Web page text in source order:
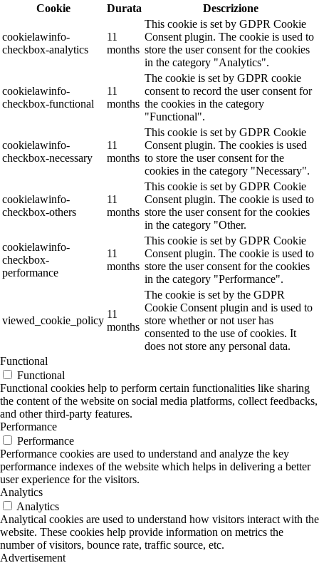
Cookie
Durata Descrizione
cookielawinfo-
checkbox-analytics
11
months
This cookie is set by GDPR Cookie
Consent plugin. The cookie is used to
store the user consent for the cookies
in the category "Analytics".
cookielawinfo-
checkbox-functional
11
months
The cookie is set by GDPR cookie
consent to record the user consent for
the cookies in the category
"Functional".
cookielawinfo-
checkbox-necessary
11
months
This cookie is set by GDPR Cookie
Consent plugin. The cookies is used
to store the user consent for the
cookies in the category "Necessary".
cookielawinfo-
checkbox-others
11
months
This cookie is set by GDPR Cookie
Consent plugin. The cookie is used to
store the user consent for the cookies
in the category "Other.
cookielawinfo-
checkbox-
performance
11
months
This cookie is set by GDPR Cookie
Consent plugin. The cookie is used to
store the user consent for the cookies
in the category "Performance".
viewed_cookie_policy
11
months
The cookie is set by the GDPR
Cookie Consent plugin and is used to
store whether or not user has
consented to the use of cookies. It
does not store any personal data.
Functional
Functional
Functional cookies help to perform certain functionalities like sharing
the content of the website on social media platforms, collect feedbacks,
and other third-party features.
Performance
Performance
Performance cookies are used to understand and analyze the key
performance indexes of the website which helps in delivering a better
user experience for the visitors.
Analytics
Analytics
Analytical cookies are used to understand how visitors interact with the
website. These cookies help provide information on metrics the
number of visitors, bounce rate, traffic source, etc.
Advertisement